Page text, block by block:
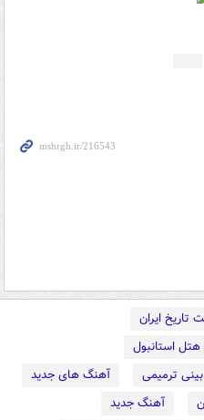
تاریخ ایران
هتل استانبول
ترمیمی
آهنگ های جدید
آهنگ جدید